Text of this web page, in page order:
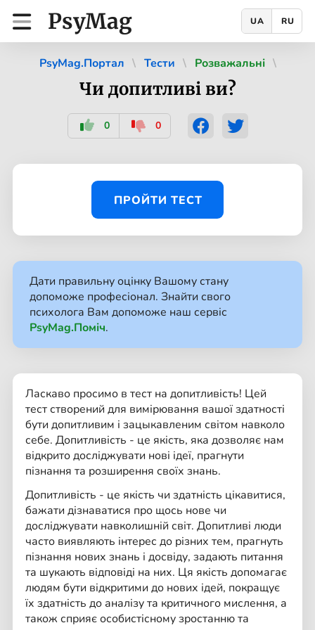
PsyMag UA RU
PsyMag.Портал Тести Розважальні
Чи допитливі ви?
0 0
ПРОЙТИ ТЕСТ
Дати правильну оцінку Вашому стану
допоможе професіонал. Знайти свого
психолога Вам допоможе наш сервіс
PsyMag.Поміч.
Ласкаво просимо в тест на допитливість! Цей
тест створений для вимірювання вашої здатності
бути допитливим і зацыкавленим світом навколо
себе. Допитливість - це якість, яка дозволяє нам
відкрито досліджувати нові ідеї, прагнути
пізнання та розширення своїх знань.
Допитливість - це якість чи здатність цікавитися,
бажати дізнаватися про щось нове чи
досліджувати навколишній світ. Допитливі люди
часто виявляють інтерес до різних тем, прагнуть
пізнання нових знань і досвіду, задають питання
та шукають відповіді на них. Ця якість допомагає
людям бути відкритими до нових ідей, покращує
їх здатність до аналізу та критичного мислення, а
також сприяє особистісному зростанню та